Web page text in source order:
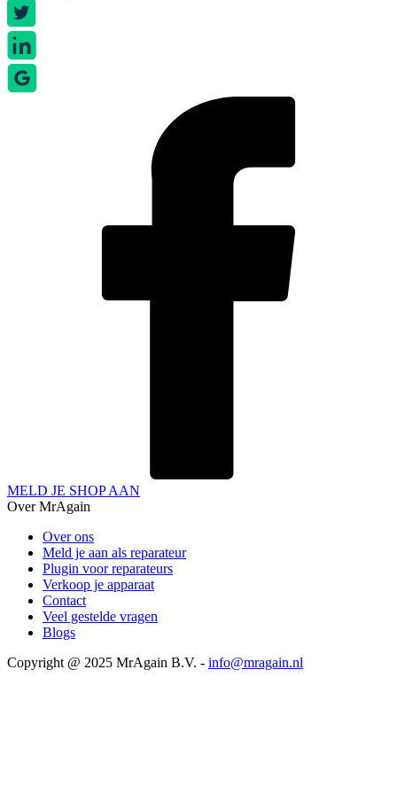
MELD JE SHOP AAN
Over MrAgain
Over ons
Meld je aan als reparateur
Plugin voor reparateurs
Verkoop je apparaat
Contact
Veel gestelde vragen
Blogs
Copyright @ 2025 MrAgain B.V. - info@mragain.nl